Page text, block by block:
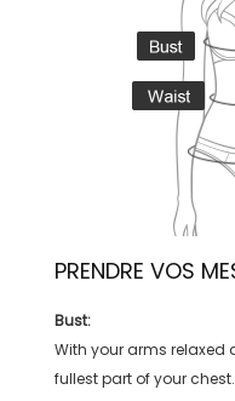
PRENDRE VOS
Bust:
With your arms relaxed
fullest part of your chest.